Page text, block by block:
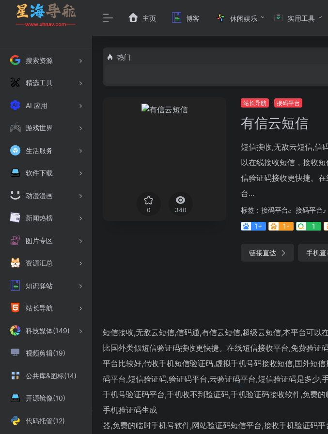
搜索资源
精选工具
AI 应用
游戏世界
生活服务
软件下载
动漫漫画
新闻热榜
图片专区
资源汇总
知识驿站
站长导航
科技媒体(149)
视频剪辑(19)
公共库&图标(14)
开源镜像(10)
代码托管(12)
主页 博客 休闲娱乐 实用工具
热门
0 340
站长导航 接码平台
有信云短信
短信接收,无敌云短信,信
以在线接收短信，接收
信验证码接收更快捷。
台...
标签： 接码平台
接码平台
1+
1- 1
链接直达 手机查
短信接收,无敌云短信,信码通,有信云短信,超级云短信,本平台可以
比国外类似短信验证码接收更快捷。在线短信接收平台,免费验证
平台比较好,代收手机短信验证码,虚拟手机号码接收短信,国外短
码平台,短信验证码,验证码平台,云验证码平台,短信验证码是多少,
手机号验证码平台,手机收不到验证码,手机验证码接收软件,免费
手机验证码生成
器,免费的临时手机号软件,网站验证码短信平台,接收手机验证码